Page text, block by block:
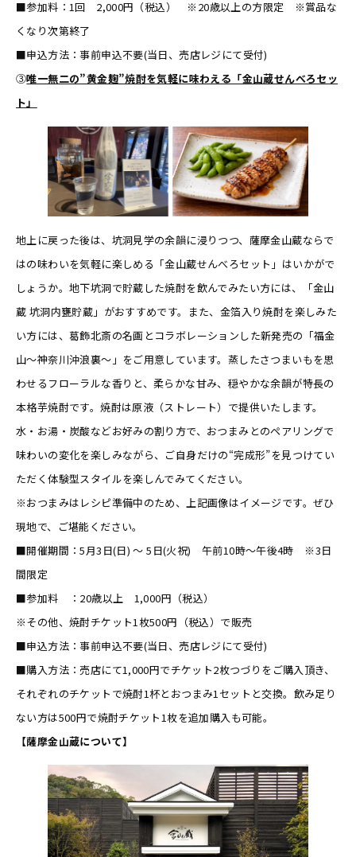
■参加料：1回 2,000円（税込） ※20歳以上の方限定 ※賞品な
くなり次第終了
■申込方法：事前申込不要(当日、売店レジにて受付)
③唯一無二の”黄金麹”焼酎を気軽に味わえる「金山蔵せんべろセッ
ト」
地上に戻った後は、坑洞見学の余韻に浸りつつ、薩摩金山蔵ならで
はの味わいを気軽に楽しめる「金山蔵せんべろセット」はいかがで
しょうか。地下坑洞で貯蔵した焼酎を飲んでみたい方には、「金山
蔵 坑洞内甕貯蔵」がおすすめです。また、金箔入り焼酎を楽しみた
い方には、葛飾北斎の名画とコラボレーションした新発売の「福金
山～神奈川沖浪裏～」をご用意しています。蒸したさつまいもを思
わせるフローラルな香りと、柔らかな甘み、穏やかな余韻が特長の
本格芋焼酎です。焼酎は原液（ストレート）で提供いたします。
水・お湯・炭酸などお好みの割り方で、おつまみとのペアリングで
味わいの変化を楽しみながら、ご自身だけの“完成形”を見つけてい
ただく体験型スタイルを楽しんでみてください。
※おつまみはレシピ準備中のため、上記画像はイメージです。ぜひ
現地で、ご堪能ください。
■開催期間：5月3日(日) ～ 5日(火祝) 午前10時～午後4時 ※3日
間限定
■参加料 ：20歳以上 1,000円（税込）
※その他、焼酎チケット1枚500円（税込）で販売
■申込方法：事前申込不要(当日、売店レジにて受付)
■購入方法：売店にて1,000円でチケット2枚つづりをご購入頂き、
それぞれのチケットで焼酎1杯とおつまみ1セットと交換。飲み足り
ない方は500円で焼酎チケット1枚を追加購入も可能。
【薩摩金山蔵について】